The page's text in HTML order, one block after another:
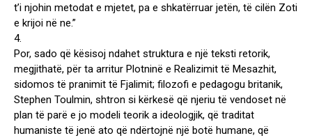
t’i njohin metodat e mjetet, pa e shkatërruar jetën, të cilën Zoti
e krijoi në ne.”
4.
Por, sado që kësisoj ndahet struktura e një teksti retorik,
megjithatë, për ta arritur Plotninë e Realizimit të Mesazhit,
sidomos të pranimit të Fjalimit; filozofi e pedagogu britanik,
Stephen Toulmin, shtron si kërkesë që njeriu të vendoset në
plan të parë e jo modeli teorik a ideologjik, që traditat
humaniste të jenë ato që ndërtojnë një botë humane, që